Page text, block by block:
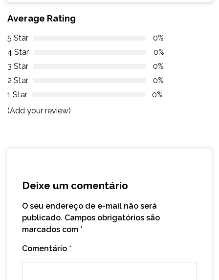
Average Rating
5 Star
0%
4 Star
0%
3 Star
0%
2 Star
0%
1 Star
0%
(Add your review)
Deixe um comentário
O seu endereço de e-mail não será
publicado. Campos obrigatórios são
marcados com *
Comentário *